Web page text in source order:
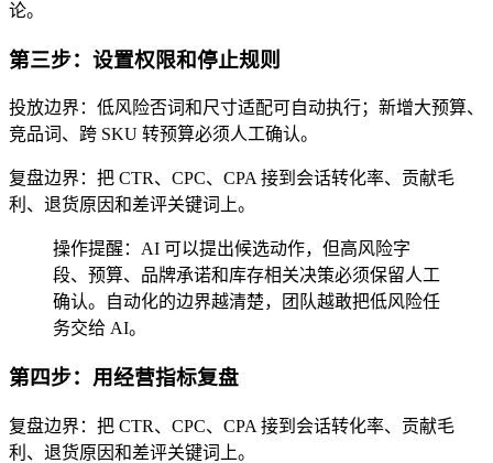
论。
第三步：设置权限和停止规则
投放边界：低风险否词和尺寸适配可自动执行；新增大预算、
竞品词、跨 SKU 转预算必须人工确认。
复盘边界：把 CTR、CPC、CPA 接到会话转化率、贡献毛
利、退货原因和差评关键词上。
操作提醒：AI 可以提出候选动作，但高风险字
段、预算、品牌承诺和库存相关决策必须保留人工
确认。自动化的边界越清楚，团队越敢把低风险任
务交给 AI。
第四步：用经营指标复盘
复盘边界：把 CTR、CPC、CPA 接到会话转化率、贡献毛
利、退货原因和差评关键词上。